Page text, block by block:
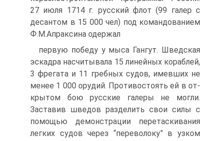
27 июля 1714 г. русский флот (99 галер с
десантом в 15 000 чел) под командованием
Ф.М.Апраксина одержал
первую победу у мыса Гангут. Шведская
эскадра насчиты­вала 15 линейных кораблей,
3 фрегата и 11 гребных судов, имевших не
менее 1 000 орудий. Противостоять ей в от­
крытом бою русские галеры не могли.
Заставив шведов разделить свои силы с
помощью демонстрации перетаски­вания
легких судов через “переволоку” в узком